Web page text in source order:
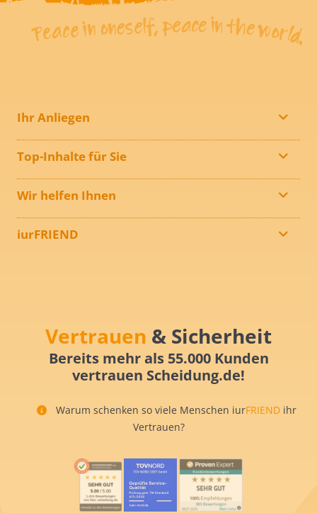
Ihr Anliegen
Top-Inhalte für Sie
Wir helfen Ihnen
iurFRIEND
Vertrauen & Sicherheit
Bereits mehr als 55.000 Kunden
vertrauen Scheidung.de!
Warum schenken so viele Menschen iurFRIEND ihr
Vertrauen?